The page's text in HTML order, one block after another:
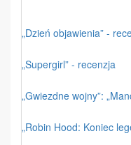
„Dzień objawienia” -
„Supergirl” - recenzja
„Gwiezdne wojny”:
„Robin Hood: Koniec